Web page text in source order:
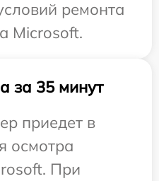
ремонта
Microsoft.
за 35 минут
приедет в
осмотра
При